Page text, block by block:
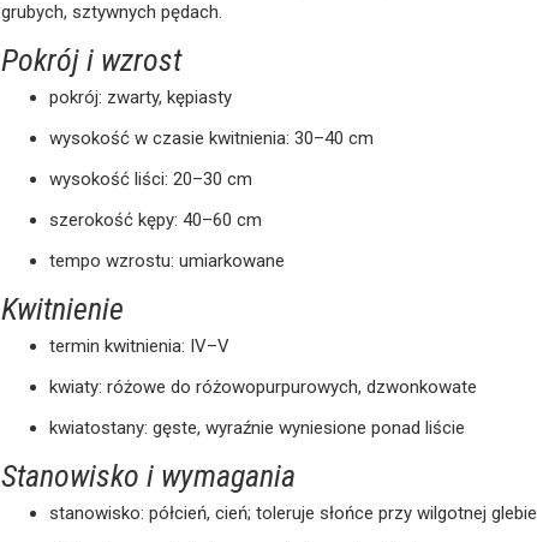
grubych, sztywnych pędach.
Pokrój i wzrost
pokrój: zwarty, kępiasty
wysokość w czasie kwitnienia: 30–40 cm
wysokość liści: 20–30 cm
szerokość kępy: 40–60 cm
tempo wzrostu: umiarkowane
Kwitnienie
termin kwitnienia: IV–V
kwiaty: różowe do różowopurpurowych, dzwonkowate
kwiatostany: gęste, wyraźnie wyniesione ponad liście
Stanowisko i wymagania
stanowisko: półcień, cień; toleruje słońce przy wilgotnej glebie